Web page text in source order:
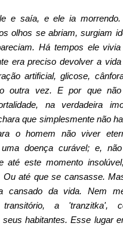
e saía, e ele ia
olhos se abriam, surgiam
Há tempos ele
era preciso devolver a
artificial, glicose,
outra vez. E por que
na verdadeira
que simplesmente não
o homem não viver
doença curável; e,
até este momento
Ou até que se cansasse.
cansado da vida. Nem
transitório, a 'tranzitka',
habitantes. Esse lugar